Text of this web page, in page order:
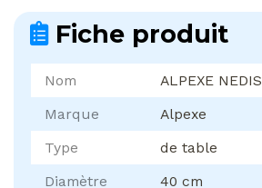
Fiche produit
Nom
ALPEXE NEDIS
Marque
Alpexe
Type
de table
Diamètre
40 cm